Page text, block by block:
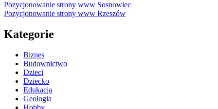
Pozycjonowanie strony www Sosnowiec
Pozycjonowanie strony www Rzeszów
Kategorie
Biznes
Budownictwo
Dzieci
Dziecko
Edukacja
Geologia
Hobby